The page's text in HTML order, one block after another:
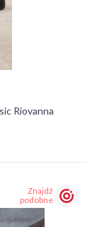
Riovanna
Znajdź
podobne